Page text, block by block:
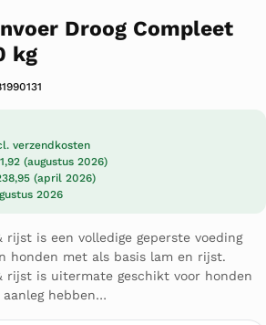
Droog Compleet
kg
verzendkosten
(augustus 2026)
(april 2026)
2026
rijst is een volledige geperste voeding
honden met als basis lam en rijst.
rijst is uitermate geschikt voor honden
aanleg hebben…